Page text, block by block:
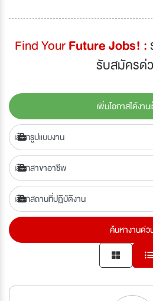
Find YourFuture Jobs! :
รับสมัครด่
เพิ่มโอกาสได้งาน
ค้นหางานด่ว